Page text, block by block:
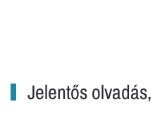
Jelentős